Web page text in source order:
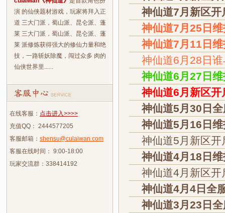
演 的仙侠题材游戏，玩家将拜入正
道 三大门派，蜀山派、昆仑派、蓬
莱 三大门派，蜀山派、昆仑派、蓬
莱 派修炼获得强大的修仙力量和绝
技，一路斩妖除魔，闯过众多 肉的
仙侠世界里......
在线客服： 点击进入>>>>
充值QQ： 2444577205
客服邮箱： shensu@culaiwan.com
客服在线时间： 9:00-18:00
玩家交流群：338414192
神仙道7月新区
神仙道7月25日
神仙道7月11日
神仙道6月28日
神仙道6月27日
神仙道6月新区
神仙道5月30日
神仙道5月16日
神仙道5月新区
神仙道4月18日
神仙道4月新区
神仙道4月4日全
神仙道3月23日